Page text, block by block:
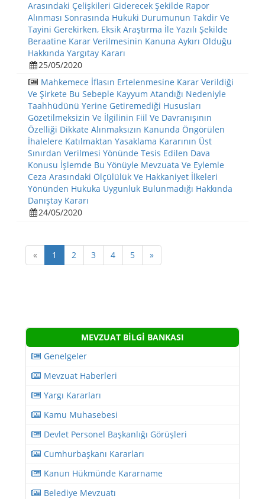
Arasındaki Çelişkileri Giderecek Şekilde Rapor
Alınması Sonrasında Hukuki Durumunun Takdir Ve
Tayini Gerekirken, Eksik Araştırma İle Yazılı Şekilde
Beraatine Karar Verilmesinin Kanuna Aykırı Olduğu
Hakkında Yargıtay Kararı
25/05/2020
Mahkemece İflasın Ertelenmesine Karar Verildiği
Ve Şirkete Bu Sebeple Kayyum Atandığı Nedeniyle
Taahhüdünü Yerine Getiremediği Hususları
Gözetilmeksizin Ve İlgilinin Fiil Ve Davranışının
Özelliği Dikkate Alınmaksızın Kanunda Öngörülen
İhalelere Katılmaktan Yasaklama Kararının Üst
Sınırdan Verilmesi Yönünde Tesis Edilen Dava
Konusu İşlemde Bu Yönüyle Mevzuata Ve Eylemle
Ceza Arasındaki Ölçülülük Ve Hakkaniyet İlkeleri
Yönünden Hukuka Uygunluk Bulunmadığı Hakkında
Danıştay Kararı
24/05/2020
« 1 2 3 4 5 »
MEVZUAT BİLGİ BANKASI
Genelgeler
Mevzuat Haberleri
Yargı Kararları
Kamu Muhasebesi
Devlet Personel Başkanlığı Görüşleri
Cumhurbaşkanı Kararları
Kanun Hükmünde Kararname
Belediye Mevzuatı